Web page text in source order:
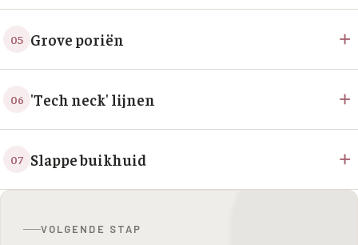
05 Grove poriën +
06 'Tech neck' lijnen +
07 Slappe buikhuid +
VOLGENDE STAP